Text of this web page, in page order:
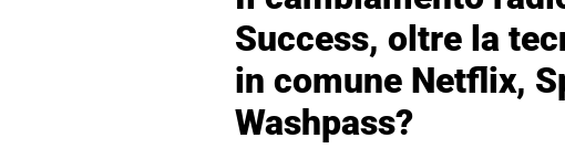
Success, oltre la
in comune Netflix,
Washpass?